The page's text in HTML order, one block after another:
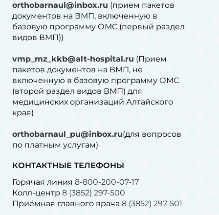
orthobarnaul@inbox.ru (прием пакетов
документов на ВМП, включенную в
базовую программу ОМС (первый раздел
видов ВМП))
vmp_mz_kkb@alt-hospital.ru (Прием
пакетов документов на ВМП, не
включенную в базовую программу ОМС
(второй раздел видов ВМП) для
медицинских организаций Алтайского
края)
orthobarnaul_pu@inbox.ru(для вопросов
по платным услугам)⁠
КОНТАКТНЫЕ ТЕЛЕФОНЫ
Горячая линия 8-800-200-07-17
Колл-центр 8 (3852) 297-500
Приёмная главного врача 8 (3852) 297-501